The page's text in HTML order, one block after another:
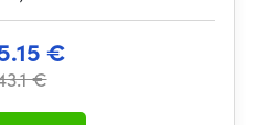
€
€